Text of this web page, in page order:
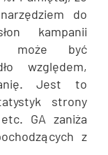
do
kampanii
może być
względem,
Jest to
strony
GA zaniża
z